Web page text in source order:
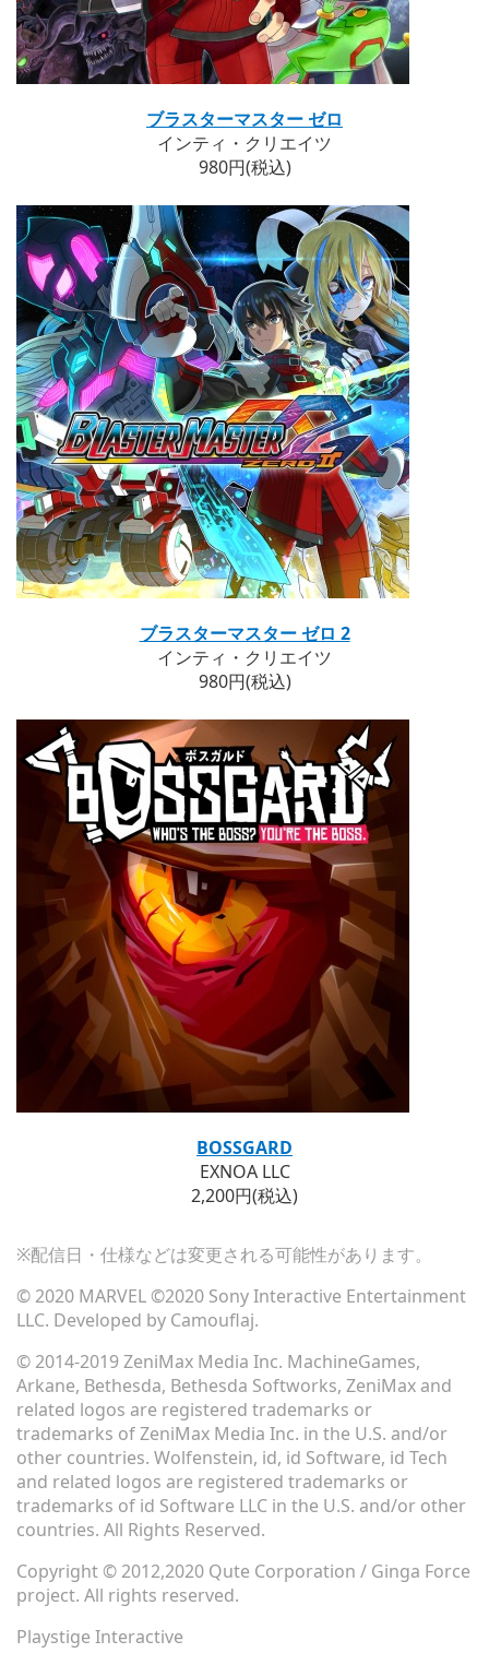
ブラスターマスター ゼロ
インティ・クリエイツ
980円(税込)
ブラスターマスター ゼロ 2
インティ・クリエイツ
980円(税込)
BOSSGARD
EXNOA LLC
2,200円(税込)
※配信日・仕様などは変更される可能性があります。
© 2020 MARVEL ©2020 Sony Interactive Entertainment
LLC. Developed by Camouflaj.
© 2014-2019 ZeniMax Media Inc. MachineGames,
Arkane, Bethesda, Bethesda Softworks, ZeniMax and
related logos are registered trademarks or
trademarks of ZeniMax Media Inc. in the U.S. and/or
other countries. Wolfenstein, id, id Software, id Tech
and related logos are registered trademarks or
trademarks of id Software LLC in the U.S. and/or other
countries. All Rights Reserved.
Copyright © 2012,2020 Qute Corporation / Ginga Force
project. All rights reserved.
Playstige Interactive